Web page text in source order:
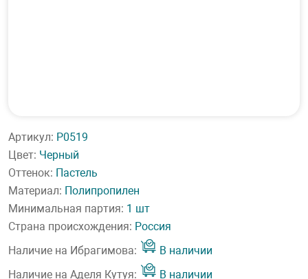
Артикул: P0519
Цвет: Черный
Оттенок: Пастель
Материал: Полипропилен
Минимальная партия: 1 шт
Страна происхождения: Россия
Наличие на Ибрагимова:
В наличии
Наличие на Аделя Кутуя:
В наличии